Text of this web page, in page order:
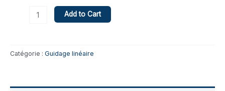
Add to Cart
Catégorie : Guidage linéaire